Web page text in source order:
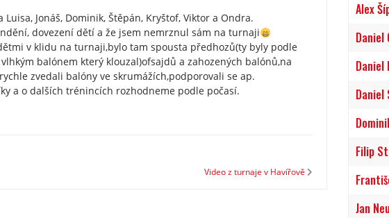
Jonáš, Dominik, Štěpán, Kryštof, Viktor a Ondra.
dovezení dětí a že jsem nemrznul sám na turnaji
v klidu na turnaji,bylo tam spousta předhozů(ty byly podle
balónem který klouzal)ofsajdů a zahozených balónů,na
zvedali balóny ve skrumážích,podporovali se ap.
a o dalších trénincích rozhodneme podle počasí.
Video z turnaje v Havířově
Alex
Daniel
Daniel
Daniel
Filip
Jan